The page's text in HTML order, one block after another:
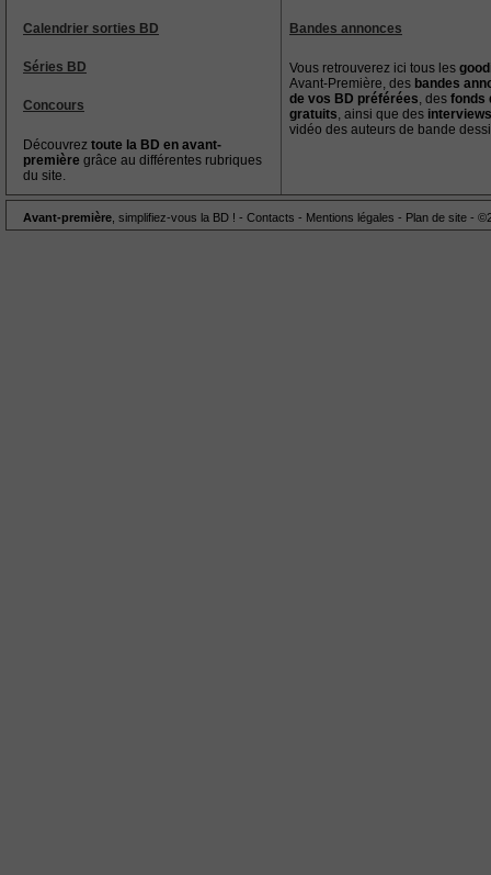
Calendrier sorties BD
Séries BD
Concours
Découvrez toute la BD en avant-
première grâce au différentes rubriques
du site.
Bandes annonces
Vous retrouverez ici tous les
Avant-Première, des bandes
de vos BD préférées, des fonds
gratuits, ainsi que des interviews
vidéo des auteurs de bande
Avant-première , simplifiez-vous la BD ! - Contacts - Mentions légales - Plan de site -